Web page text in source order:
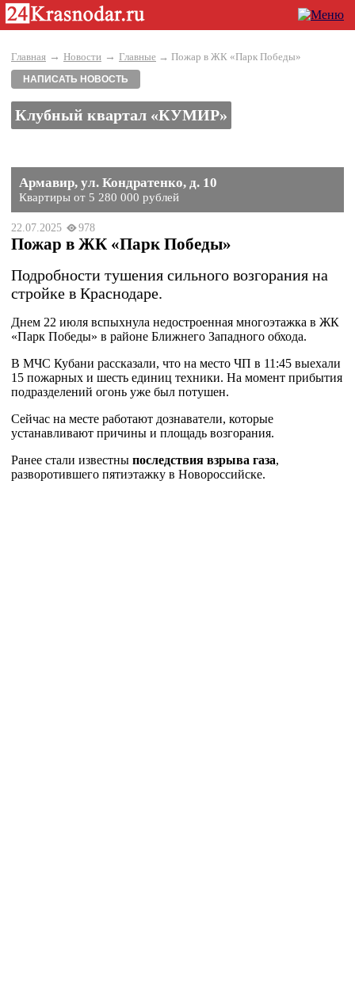
Главная → Новости → Главные → Пожар в ЖК «Парк Победы»
НАПИСАТЬ НОВОСТЬ
Клубный квартал «КУМИР»
Армавир, ул. Кондратенко, д. 10
Квартиры от 5 280 000 рублей
22.07.2025 978
Пожар в ЖК «Парк Победы»
Подробности тушения сильного возгорания на
стройке в Краснодаре.
Днем 22 июля вспыхнула недостроенная многоэтажка в ЖК
«Парк Победы» в районе Ближнего Западного обхода.
В МЧС Кубани рассказали, что на место ЧП в 11:45 выехали
15 пожарных и шесть единиц техники. На момент прибытия
подразделений огонь уже был потушен.
Сейчас на месте работают дознаватели, которые
устанавливают причины и площадь возгорания.
Ранее стали известны последствия взрыва газа,
разворотившего пятиэтажку в Новороссийске.